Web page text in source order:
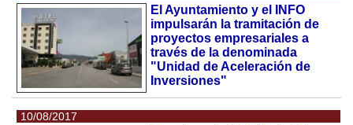
El Ayuntamiento y el INFO
impulsarán la tramitación de
proyectos empresariales a
través de la denominada
"Unidad de Aceleración de
Inversiones"
10/08/2017